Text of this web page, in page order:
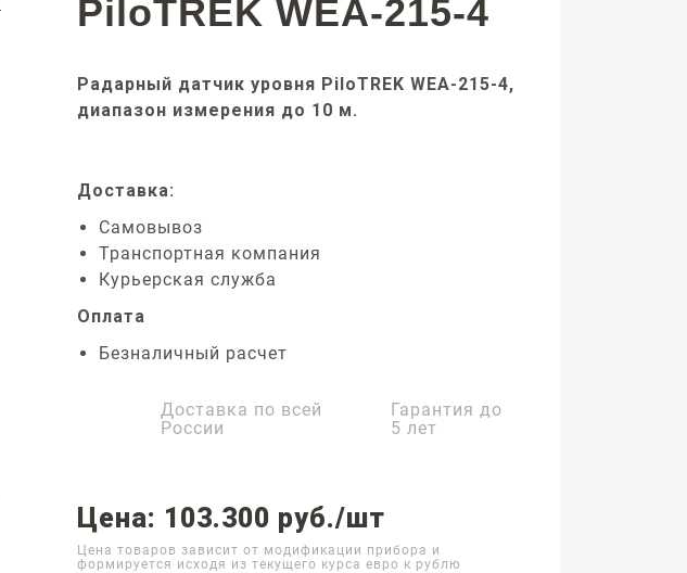
PiloTREK WEA-215-4
Радарный датчик уровня PiloTREK WEA-215-4,
диапазон измерения до 10 м.
Доставка:
Самовывоз
Транспортная компания
Курьерская служба
Оплата
Безналичный расчет
Доставка по всей
России
Гарантия до
5 лет
Цена: 103.300 руб./шт
Цена товаров зависит от модификации прибора и
формируется исходя из текущего курса евро к рублю